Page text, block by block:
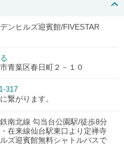
ンヒルズ迎賓館/FIVESTAR
青葉区春日町２－１０
317
繋がります。
南北線 勾当台公園駅/徒歩8分
・在来線仙台駅東口より定禅寺
ズ迎賓館無料シャトルバスで